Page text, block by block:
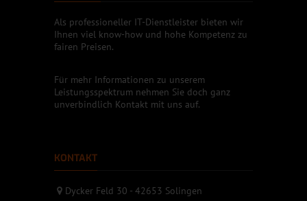
Als professioneller IT-Dienstleister bieten wir
Ihnen viel know-how und hohe Kompetenz zu
fairen Preisen.
Für mehr Informationen zu unserem
Leistungsspektrum nehmen Sie doch ganz
unverbindlich Kontakt mit uns auf.
KONTAKT
Dycker Feld 30 - 42653 Solingen